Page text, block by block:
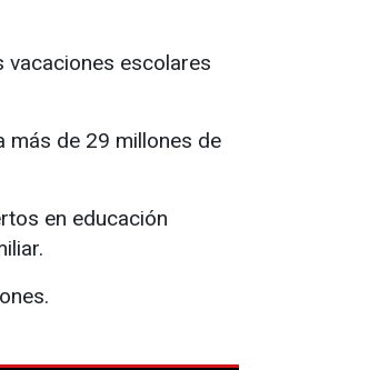
vacaciones escolares
más de 29 millones de
en educación